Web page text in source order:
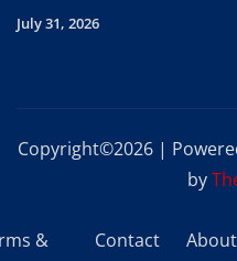
July 31, 2026
Copyright©2026 |
by
&
Contact
About